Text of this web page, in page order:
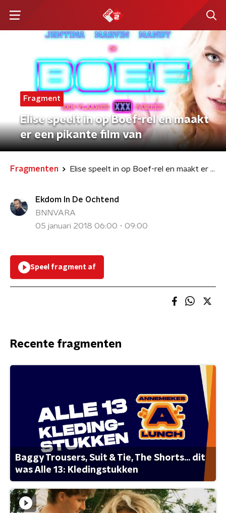
Fragment
Elise speelt in op Boef-rel en maakt
er een pikante film van
Fragmenten Elise speelt in op Boef-rel en maakt er een pikante film van
Ekdom In De Ochtend
BNNVARA
05 januari 2018 06:00 - 09:00
Speel fragment af
Recente fragmenten
Baggy Trousers, Suit & Tie, The Shorts... dit
was Alle 13: Kledingstukken